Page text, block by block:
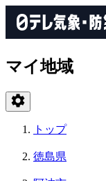
マイ地域
トップ
徳島県